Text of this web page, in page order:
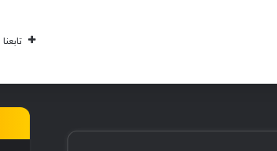
تابعنا